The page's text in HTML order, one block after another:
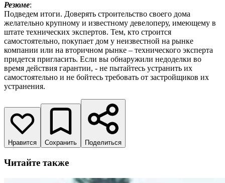
Резюме:
Подведем итоги. Доверять строительство своего дома
желательно крупному и известному девелоперу, имеющему в
штате технических экспертов. Тем, кто строится
самостоятельно, покупает дом у неизвестной на рынке
компании или на вторичном рынке – технического эксперта
придется пригласить. Если вы обнаружили недоделки во
время действия гарантии, - не пытайтесь устранить их
самостоятельно и не бойтесь требовать от застройщиков их
устранения.
Нравится Сохранить Поделиться
Читайте также